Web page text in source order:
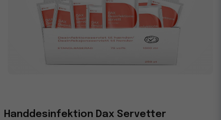
Handdesinfektion Dax Servetter